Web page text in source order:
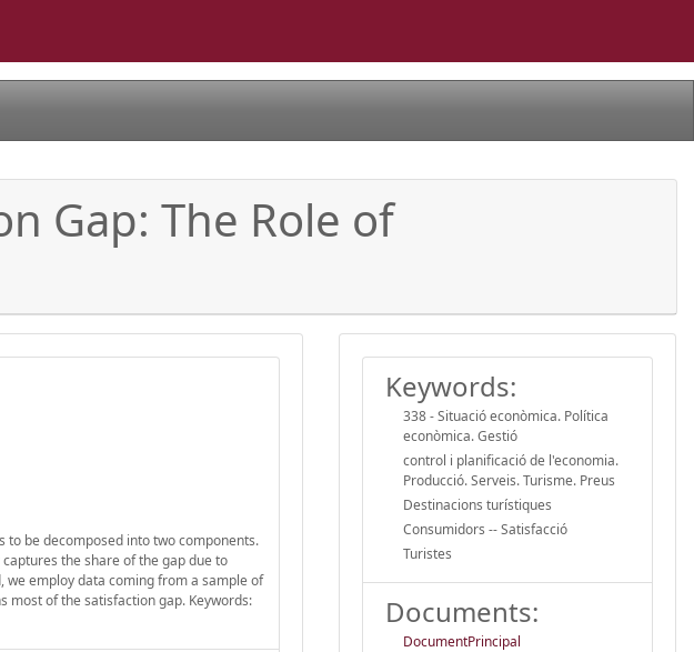
Gap: The Role of
be decomposed into two components.
the share of the gap due to
employ data coming from a sample of
most of the satisfaction gap. Keywords:
Keywords:
338 - Situació econòmica. Política
econòmica. Gestió
control i planificació de l'economia.
Producció. Serveis. Turisme. Preus
Destinacions turístiques
Consumidors -- Satisfacció
Turistes
Documents:
DocumentPrincipal